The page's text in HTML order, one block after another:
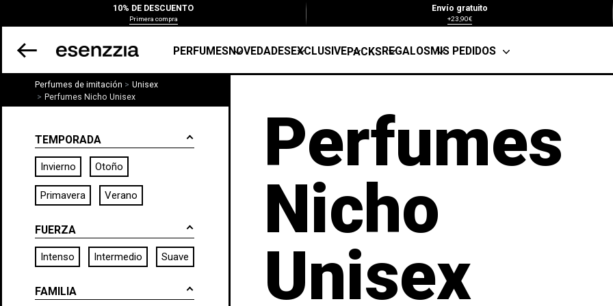
10% DE DESCUENTO
Primera compra
Envío gratuito
+23,90€
PERFUMESNOVEDADESEXCLUSIVEPACKSREGALOSMIS PEDIDOS
Perfumes de imitación
Unisex
Perfumes Nicho Unisex
TEMPORADA
Invierno Otoño
Primavera Verano
FUERZA
Intenso Intermedio Suave
FAMILIA
Perfumes
Nicho
Unisex